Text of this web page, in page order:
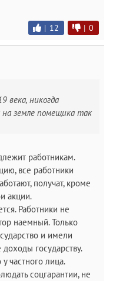
| 12 | 0
века, никогда
земле помещика так
работникам.
все работники
получат, кроме
акции.
Работники не
наемный. Только
и имели
государству.
частного лица.
соцгарантии, не